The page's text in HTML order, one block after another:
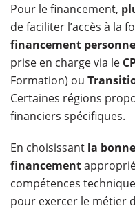
Pour le financement,
de faciliter l’accès à la
financement
prise en charge via le
Formation) ou
Certaines régions
financiers spécifiques.
En choisissant la
financement
compétences
pour exercer le métier